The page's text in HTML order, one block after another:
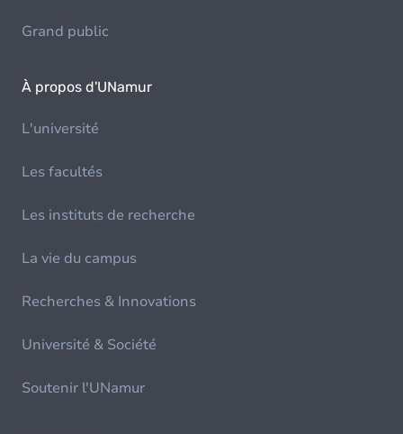
Grand public
À propos d'UNamur
L'université
Les facultés
Les instituts de recherche
La vie du campus
Recherches & Innovations
Université & Société
Soutenir l'UNamur